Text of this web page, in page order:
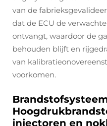
van de
dat de ECU de
ontvangt, waardoor de
behouden blijft en
van
voorkomen.
injectoren en